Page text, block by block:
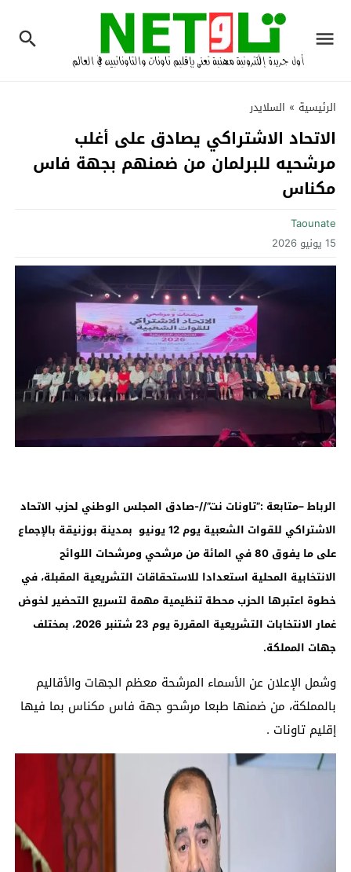
الرئيسية » السلايدر
الاتحاد الاشتراكي يصادق على أغلب
مرشحيه للبرلمان من ضمنهم بجهة فاس
مكناس
Taounate
15 يونيو 2026
الرباط –متابعة :”تاونات نت”//-صادق المجلس الوطني لحزب الاتحاد
الاشتراكي للقوات الشعبية يوم 12 يونيو بمدينة بوزنيقة بالإجماع
على ما يفوق 80 في المائة من مرشحي ومرشحات اللوائح
الانتخابية المحلية استعدادا للاستحقاقات التشريعية المقبلة، في
خطوة اعتبرها الحزب محطة تنظيمية مهمة لتسريع التحضير لخوض
غمار الانتخابات التشريعية المقررة يوم 23 شتنبر 2026، بمختلف
جهات المملكة.
وشمل الإعلان عن الأسماء المرشحة معظم الجهات والأقاليم
بالمملكة، من ضمنها طبعا مرشحو جهة فاس مكناس بما فيها
إقليم تاونات .